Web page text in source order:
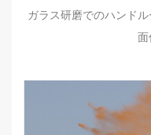
ガラス研磨でのハンド
面